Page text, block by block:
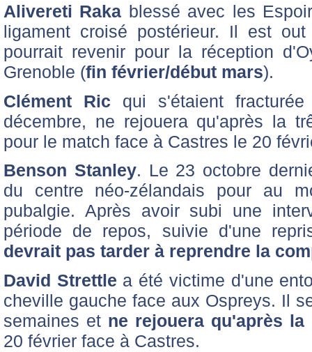
Alivereti Raka blessé avec les
ligament croisé postérieur. Il est
pourrait revenir pour la réception
Grenoble (fin février/début mars).
Clément Ric qui s'étaient
décembre, ne rejouera qu'après la
pour le match face à Castres le 20
Benson Stanley. Le 23 octobre
du centre néo-zélandais pour au
pubalgie. Après avoir subi une
période de repos, suivie d'une
devrait pas tarder à reprendre la
David Strettle a été victime d'une
cheville gauche face aux Ospreys. Il
semaines et ne rejouera qu'après la
20 février face à Castres.